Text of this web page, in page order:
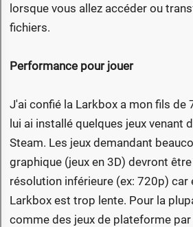
lorsque vous allez accéder ou
fichiers.
Performance pour jouer
J'ai confié la Larkbox a mon fils de
lui ai installé quelques jeux venant
Steam. Les jeux demandant
graphique (jeux en 3D) devront
résolution inférieure (ex: 720p) car
Larkbox est trop lente. Pour la
comme des jeux de plateforme